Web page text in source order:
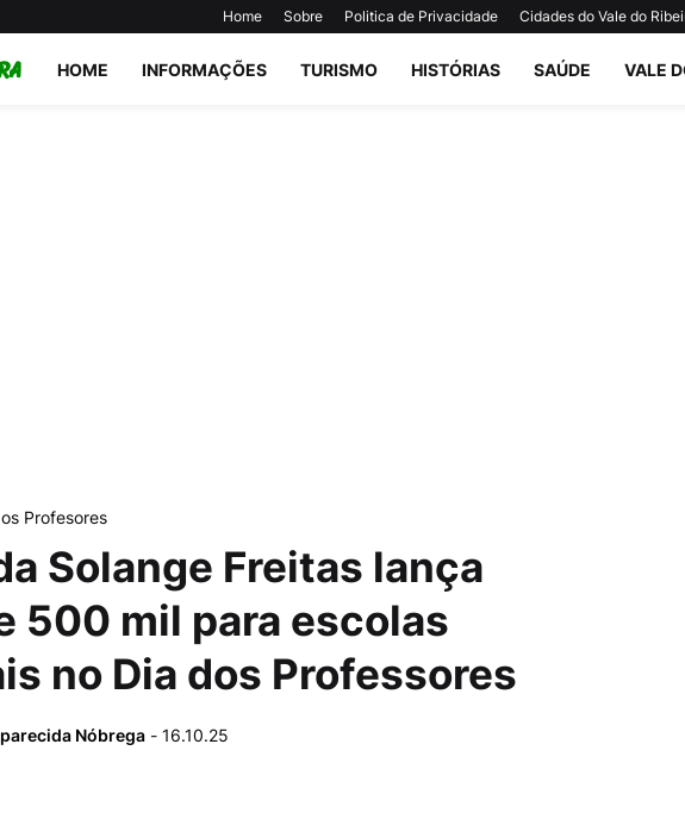
Home Sobre Politica de Privacidade Cidades do Vale do
HOME INFORMAÇÕES TURISMO HISTÓRIAS SAÚDE VALE
Profesores
Solange Freitas lança
500 mil para escolas
no Dia dos Professores
Nóbrega - 16.10.25